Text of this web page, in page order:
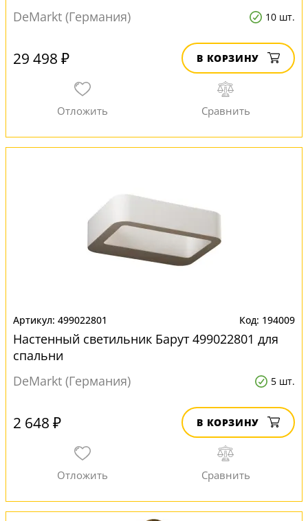
DeMarkt (Германия)
10 шт.
29 498 ₽ В КОРЗИНУ
499022801 194009
Настенный светильник Барут 499022801 для
спальни
DeMarkt (Германия)
5 шт.
2 648 ₽ В КОРЗИНУ